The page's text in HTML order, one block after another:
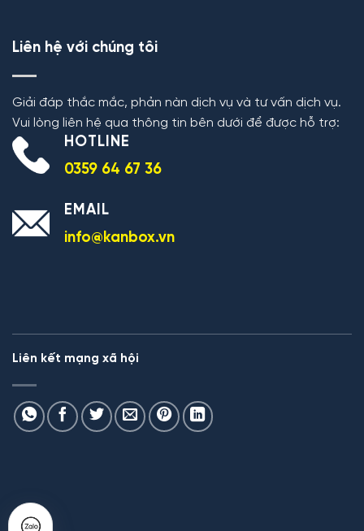
Liên hệ với chúng tôi
Giải đáp thắc mắc, phản nàn dịch vụ và tư vấn dịch vụ.
Vui lòng liên hệ qua thông tin bên dưới để được hỗ trợ:
HOTLINE
0359 64 67 36
EMAIL
info@kanbox.vn
Liên kết mạng xã hội